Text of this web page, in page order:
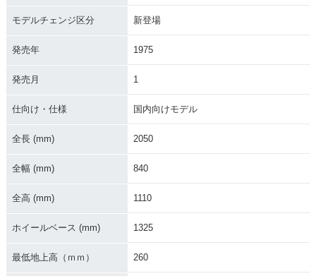
モデルチェンジ区分 新登場
発売年 1975
発売月 1
仕向け・仕様 国内向けモデル
全長 (mm) 2050
全幅 (mm) 840
全高 (mm) 1110
ホイールベース (mm) 1325
最低地上高（ｍｍ） 260